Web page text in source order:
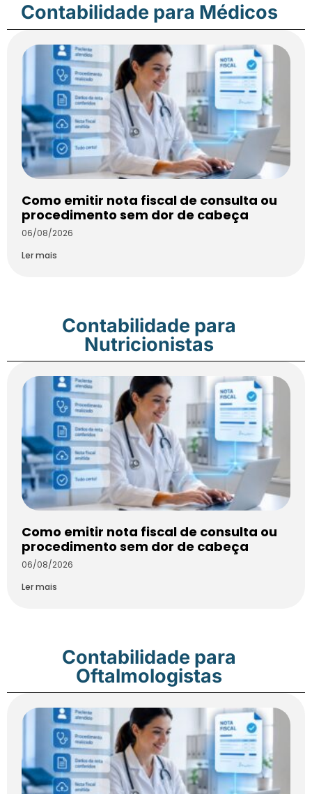
Contabilidade para Médicos
Como emitir nota fiscal de consulta ou
procedimento sem dor de cabeça
06/08/2026
Ler mais
Contabilidade para
Nutricionistas
Como emitir nota fiscal de consulta ou
procedimento sem dor de cabeça
06/08/2026
Ler mais
Contabilidade para
Oftalmologistas